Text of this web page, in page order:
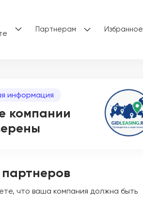
Партнерам Избранное
информация
компании
что ваша компания должна быть